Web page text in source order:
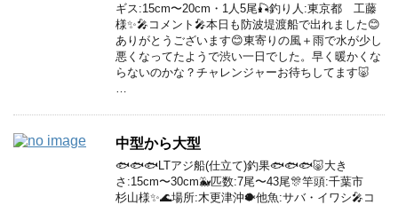
ギス:15cm〜20cm・1人5尾🎣釣り人:東京都 工藤
様✨🎤コメント🎤本日も防波堤渡船で出れました😊
ありがとうございます😊東寄りの風＋雨で水が少し
悪くなってたようで渋い一日でした。早く暖かくな
らないのかな？チャレンジャーお待ちしてます🐷
中型から大型
🐟🐟🐟LTアジ船(仕立て)釣果🐟🐟🐟🐷大き
さ:15cm〜30cm🐳匹数:7尾〜43尾🎊竿頭:千葉市
杉山様✨🌊場所:木更津沖🐡他魚:サバ・イワシ🎤コ